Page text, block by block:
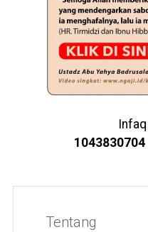
Infaq
1043830704
Tentang